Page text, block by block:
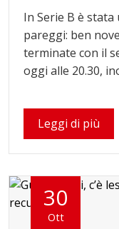
In Serie B è
pareggi: ben
terminate con il
oggi alle 20.30,
Leggi di più
30
Ott